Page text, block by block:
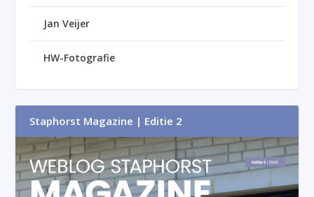
Jan Veijer
HW-Fotografie
Staphorst Magazine | Editie 2